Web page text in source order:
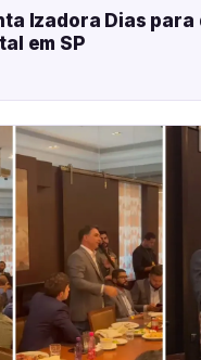
Izadora Dias
em SP